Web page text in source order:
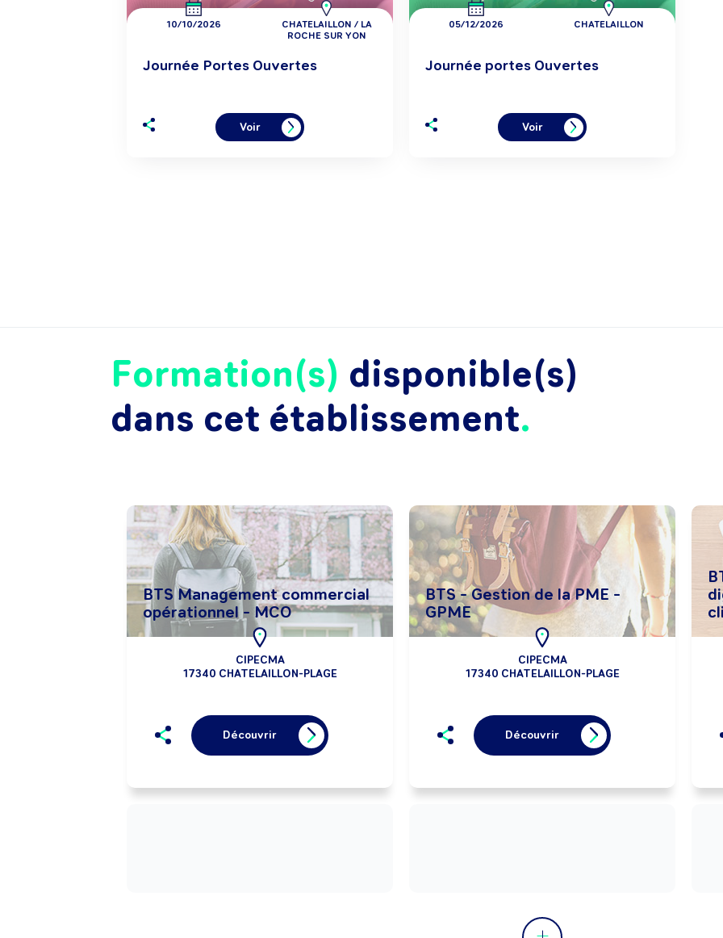
10/10/2026
CHATELAILLON / LA
ROCHE SUR YON
Journée Portes Ouvertes
Voir
05/12/2026 CHATELAILLON
Journée portes Ouvertes
Voir
Formation(s) disponible(s)
dans cet établissement
BTS Management commercial
opérationnel - MCO
CIPECMA
17340 CHATELAILLON-PLAGE
Découvrir
BTS - Gestion de la PME -
GPME
CIPECMA
17340 CHATELAILLON-PLAGE
Découvrir